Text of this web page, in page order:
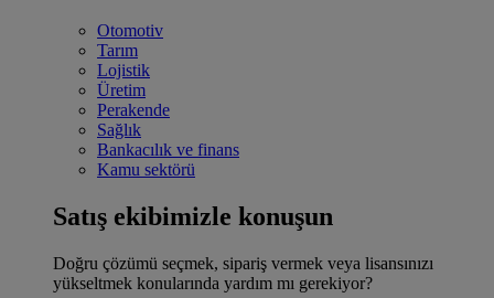
Otomotiv
Tarım
Lojistik
Üretim
Perakende
Sağlık
Bankacılık ve finans
Kamu sektörü
Satış ekibimizle konuşun
Doğru çözümü seçmek, sipariş vermek veya lisansınızı
yükseltmek konularında yardım mı gerekiyor?